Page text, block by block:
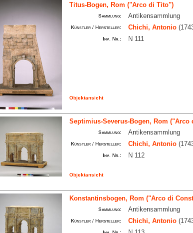
Titus-Bogen, Rom ("Arco di Tito")
Sammlung: Antikensammlung
Künstler / Hersteller: Chichi, Antonio
Inv. Nr.: N 111
Objektansicht
Septimius-Severus-Bogen, Rom ("Arco
Sammlung: Antikensammlung
Künstler / Hersteller: Chichi, Antonio
Inv. Nr.: N 112
Objektansicht
Konstantinsbogen, Rom ("Arco di
Sammlung: Antikensammlung
Künstler / Hersteller: Chichi, Antonio